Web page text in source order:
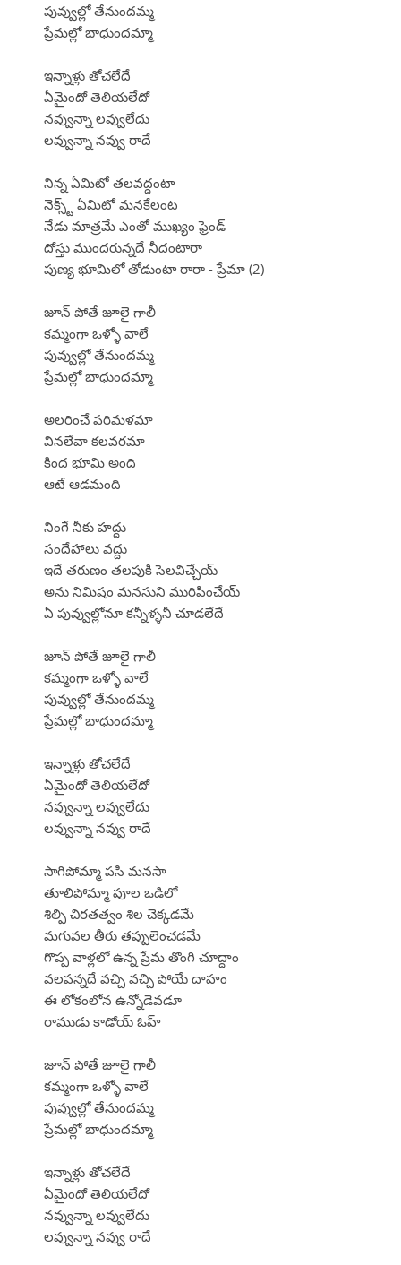
పువ్వుల్లో తేనుందమ్మ
ప్రేమల్లో బాధుందమ్మా
ఇన్నాళ్లు తోచలేదే
ఏమైందో తెలియలేదో
నవ్వున్నా లవ్వులేదు
లవ్వున్నా నవ్వు రాదే
నిన్న ఏమిటో తలవద్దంటా
నెక్స్ట్ ఏమిటో మనకేలంట
నేడు మాత్రమే ఎంతో ముఖ్యం ఫ్రెండ్
దోస్తు ముందరున్నదే నీదంటారా
పుణ్య భూమిలో తోడుంటా రారా - ప్రేమా (2)
జూన్ పోతే జూలై గాలీ
కమ్మంగా ఒళ్ళో వాలే
పువ్వుల్లో తేనుందమ్మ
ప్రేమల్లో బాధుందమ్మా
అలరించే పరిమళమా
వినలేవా కలవరమా
కింద భూమి అంది
ఆటే ఆడమంది
నింగే నీకు హద్దు
సందేహాలు వద్దు
ఇదే తరుణం తలపుకి సెలవిచ్చేయ్
అను నిమిషం మనసుని మురిపించేయ్
ఏ పువ్వుల్లోనూ కన్నీళ్ళనీ చూడలేదే
జూన్ పోతే జూలై గాలీ
కమ్మంగా ఒళ్ళో వాలే
పువ్వుల్లో తేనుందమ్మ
ప్రేమల్లో బాధుందమ్మా
ఇన్నాళ్లు తోచలేదే
ఏమైందో తెలియలేదో
నవ్వున్నా లవ్వులేదు
లవ్వున్నా నవ్వు రాదే
సాగిపోమ్మా పసి మనసా
తూలిపోమ్మా పూల ఒడిలో
శిల్పి చిరతత్వం శిల చెక్కడమే
మగువల తీరు తప్పులెంచడమే
గొప్ప వాళ్లలో ఉన్న ప్రేమ తొంగి చూద్దాం
వలపన్నదే వచ్చి వచ్చి పోయే దాహం
ఈ లోకంలోన ఉన్నోడెవడూ
రాముడు కాడోయ్ ఓహ్
జూన్ పోతే జూలై గాలీ
కమ్మంగా ఒళ్ళో వాలే
పువ్వుల్లో తేనుందమ్మ
ప్రేమల్లో బాధుందమ్మా
ఇన్నాళ్లు తోచలేదే
ఏమైందో తెలియలేదో
నవ్వున్నా లవ్వులేదు
లవ్వున్నా నవ్వు రాదే